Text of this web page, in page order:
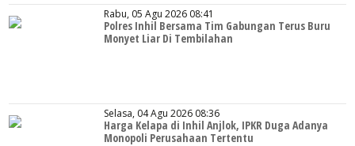
Rabu, 05 Agu 2026 08:41
Polres Inhil Bersama Tim Gabungan Terus Buru
Monyet Liar Di Tembilahan
Selasa, 04 Agu 2026 08:36
Harga Kelapa di Inhil Anjlok, IPKR Duga Adanya
Monopoli Perusahaan Tertentu